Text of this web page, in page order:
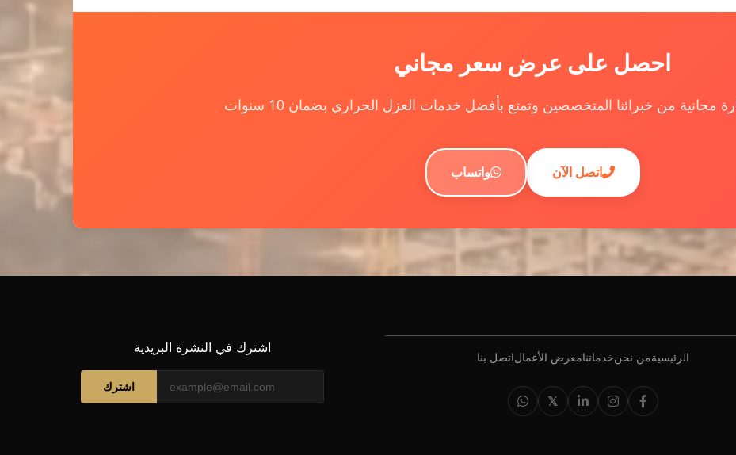
احصل على عرض سعر مجاني
من خبرائنا المتخصصين وتمتع بأفضل خدمات العزل الحراري بضمان 10 سنوات
اتصل الآن واتساب
الرئيسيةمن نحنخدماتنامعرض الأعمالاتصل بنا
𝕏
اشترك في النشرة البريدية
اشترك